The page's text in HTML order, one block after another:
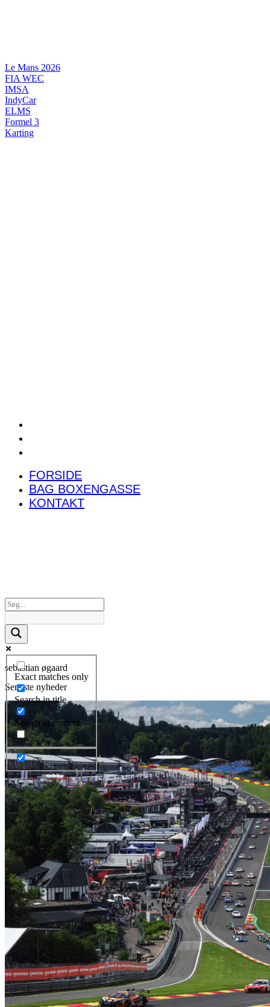
Le Mans 2026
FIA WEC
IMSA
IndyCar
ELMS
Formel 3
Karting
FORSIDE
BAG BOXENGASSE
KONTAKT
Exact matches only
Search in title
Search in content
sebastian øgaard
Seneste nyheder